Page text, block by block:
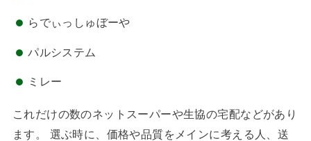
らでぃっしゅぼーや
パルシステム
ミレー
これだけの数のネットスーパーや生協の宅配などがあり
ます。 選ぶ時に、価格や品質をメインに考える人、送